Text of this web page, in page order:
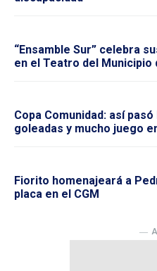
“Ensamble Sur” celebra
en el Teatro del Municipio
Copa Comunidad: así
goleadas y mucho juego
Fiorito homenajeará a
placa en el CGM
―